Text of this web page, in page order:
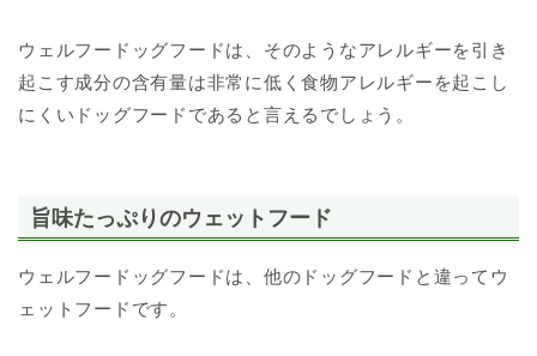
ウェルフードッグフードは、そのようなアレルギーを引き
起こす成分の含有量は非常に低く食物アレルギーを起こし
にくいドッグフードであると言えるでしょう。
旨味たっぷりのウェットフード
ウェルフードッグフードは、他のドッグフードと違ってウ
ェットフードです。